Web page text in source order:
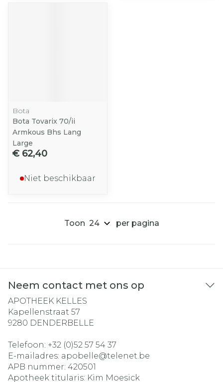
Bota
Bota Tovarix 70/ii
Armkous Bhs Lang
Large
€ 62,40
Niet beschikbaar
Toon per pagina
Neem contact met ons op
APOTHEEK KELLES
Kapellenstraat 57
9280 DENDERBELLE
Telefoon: +32 (0)52 57 54 37
E-mailadres: apobelle@telenet.be
APB nummer: 420501
Apotheek titularis: Kim Moesick